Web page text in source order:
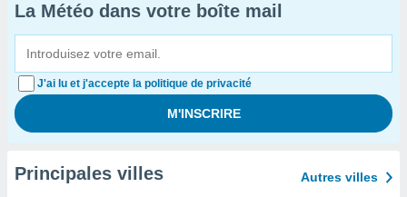
La Météo dans votre boîte mail
J'ai lu et j'accepte la politique de privacité
Principales villes Autres villes